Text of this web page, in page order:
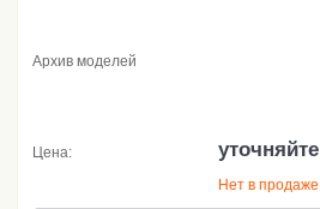
Архив моделей
Цена: уточняйте
Нет в продаже